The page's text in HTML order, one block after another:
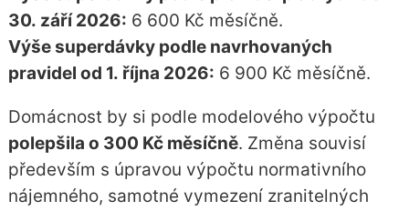
30. září 2026: 6 600 Kč měsíčně.
Výše superdávky podle navrhovaných
pravidel od 1. října 2026: 6 900 Kč měsíčně.
Domácnost by si podle modelového výpočtu
polepšila o 300 Kč měsíčně. Změna souvisí
především s úpravou výpočtu normativního
nájemného, samotné vymezení zranitelných